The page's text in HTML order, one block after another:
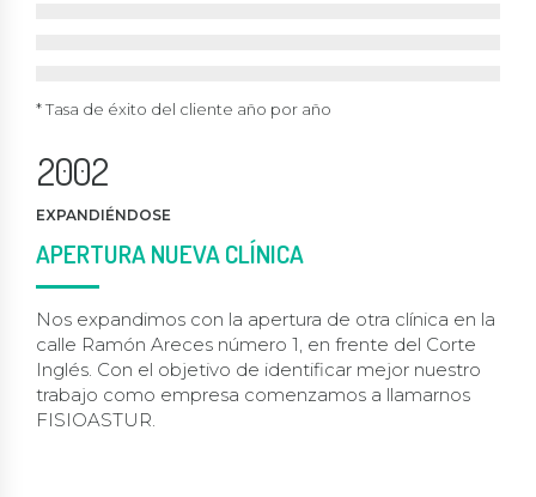
*Tasa de éxito del cliente año por año
0
2
3
4
5
6
7
8
9
8
9
0
8
9
0
0
1
2
3
4
5
6
7
8
9
EXPANDIÉNDOSE
APERTURA NUEVA CLÍNICA
Nos expandimos con la apertura de otra clínica en la
calle Ramón Areces número 1, en frente del Corte
Inglés. Con el objetivo de identificar mejor nuestro
trabajo como empresa comenzamos a llamarnos
FISIOASTUR.
0
1
2
3
4
5
6
7
0
1
2
3
4
5
6
7
0
1
2
3
4